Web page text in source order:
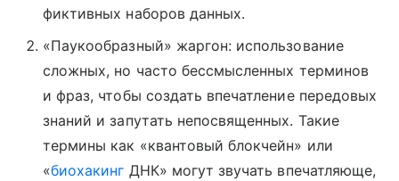
фиктивных наборов данных.
«Паукообразный» жаргон: использование
сложных, но часто бессмысленных терминов
и фраз, чтобы создать впечатление передовых
знаний и запутать непосвященных. Такие
термины как «квантовый блокчейн» или
«биохакинг ДНК» могут звучать впечатляюще,